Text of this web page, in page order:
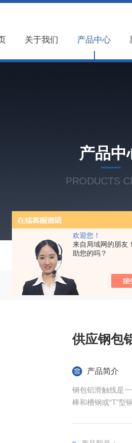
欢迎您！
来自局域网的朋友
助您的吗？
关于我们 产品中心
产品中
PRODUCTS
供应钢包
产品简介
钢包铝滑触线‌是
棒和槽钢或“T"型